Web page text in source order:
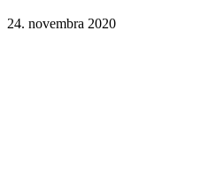
24. novembra 2020